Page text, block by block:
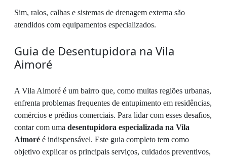
Sim, ralos, calhas e sistemas de drenagem externa são
atendidos com equipamentos especializados.
Guia de Desentupidora na Vila
Aimoré
A Vila Aimoré é um bairro que, como muitas regiões urbanas,
enfrenta problemas frequentes de entupimento em residências,
comércios e prédios comerciais. Para lidar com esses desafios,
contar com uma desentupidora especializada na Vila
Aimoré é indispensável. Este guia completo tem como
objetivo explicar os principais serviços, cuidados preventivos,